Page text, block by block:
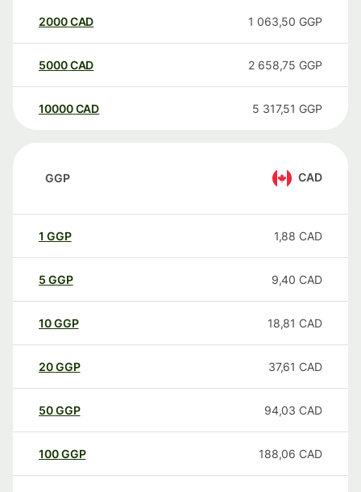
2000CAD 1 063,50 GGP
5000CAD 2 658,75 GGP
10000 CAD 5 317,51 GGP
GGP CAD
1 GGP 1,88 CAD
5 GGP 9,40 CAD
10GGP 18,81 CAD
20GGP 37,61 CAD
50GGP 94,03 CAD
100GGP 188,06 CAD